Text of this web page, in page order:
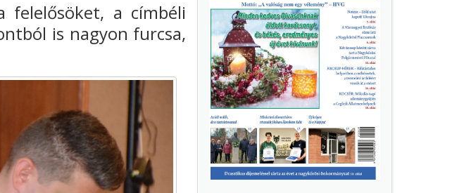
felelősöket, a címbéli
is nagyon furcsa,